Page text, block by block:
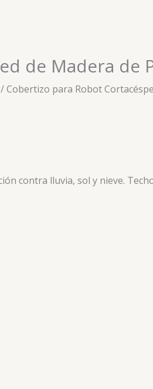
de Madera de
/ Cobertizo para Robot
contra lluvia, sol y nieve.